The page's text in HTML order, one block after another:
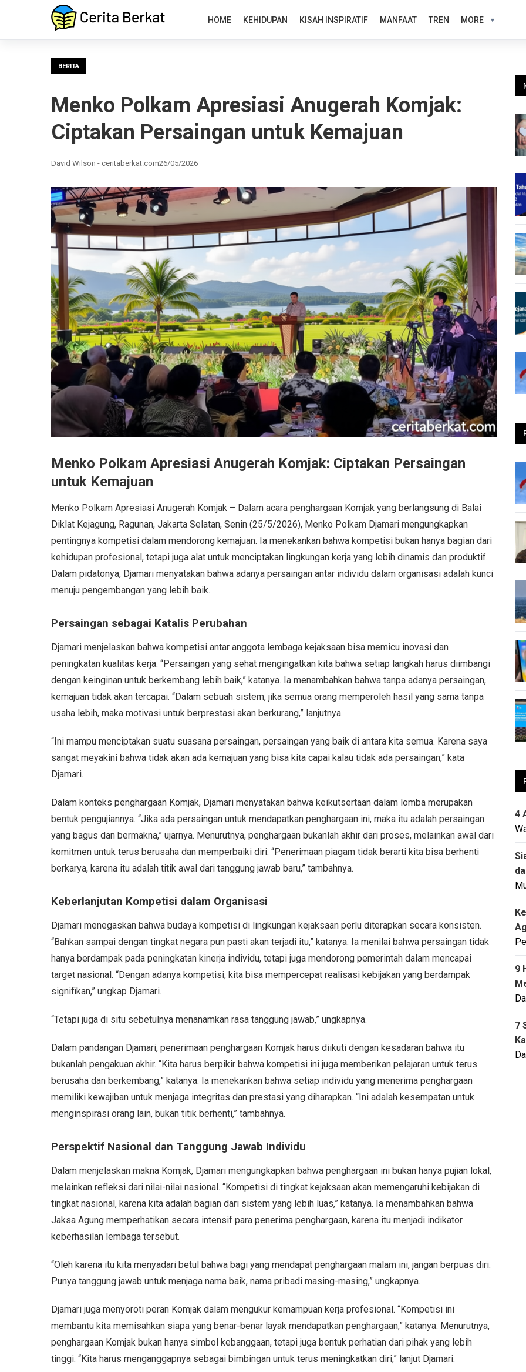
HOME KEHIDUPAN KISAH INSPIRATIF MANFAAT TREN MORE
BERITA
Menko Polkam Apresiasi Anugerah Komjak:
Ciptakan Persaingan untuk Kemajuan
David Wilson - ceritaberkat.com26/05/2026
Menko Polkam Apresiasi Anugerah Komjak: Ciptakan Persaingan
untuk Kemajuan
Menko Polkam Apresiasi Anugerah Komjak – Dalam acara penghargaan Komjak yang berlangsung di Balai
Diklat Kejagung, Ragunan, Jakarta Selatan, Senin (25/5/2026), Menko Polkam Djamari mengungkapkan
pentingnya kompetisi dalam mendorong kemajuan. Ia menekankan bahwa kompetisi bukan hanya bagian dari
kehidupan profesional, tetapi juga alat untuk menciptakan lingkungan kerja yang lebih dinamis dan produktif.
Dalam pidatonya, Djamari menyatakan bahwa adanya persaingan antar individu dalam organisasi adalah kunci
menuju pengembangan yang lebih baik.
Persaingan sebagai Katalis Perubahan
Djamari menjelaskan bahwa kompetisi antar anggota lembaga kejaksaan bisa memicu inovasi dan
peningkatan kualitas kerja. “Persaingan yang sehat mengingatkan kita bahwa setiap langkah harus diimbangi
dengan keinginan untuk berkembang lebih baik,” katanya. Ia menambahkan bahwa tanpa adanya persaingan,
kemajuan tidak akan tercapai. “Dalam sebuah sistem, jika semua orang memperoleh hasil yang sama tanpa
usaha lebih, maka motivasi untuk berprestasi akan berkurang,” lanjutnya.
“Ini mampu menciptakan suatu suasana persaingan, persaingan yang baik di antara kita semua. Karena saya
sangat meyakini bahwa tidak akan ada kemajuan yang bisa kita capai kalau tidak ada persaingan,” kata
Djamari.
Dalam konteks penghargaan Komjak, Djamari menyatakan bahwa keikutsertaan dalam lomba merupakan
bentuk pengujiannya. “Jika ada persaingan untuk mendapatkan penghargaan ini, maka itu adalah persaingan
yang bagus dan bermakna,” ujarnya. Menurutnya, penghargaan bukanlah akhir dari proses, melainkan awal dari
komitmen untuk terus berusaha dan memperbaiki diri. “Penerimaan piagam tidak berarti kita bisa berhenti
berkarya, karena itu adalah titik awal dari tanggung jawab baru,” tambahnya.
Keberlanjutan Kompetisi dalam Organisasi
Djamari menegaskan bahwa budaya kompetisi di lingkungan kejaksaan perlu diterapkan secara konsisten.
“Bahkan sampai dengan tingkat negara pun pasti akan terjadi itu,” katanya. Ia menilai bahwa persaingan tidak
hanya berdampak pada peningkatan kinerja individu, tetapi juga mendorong pemerintah dalam mencapai
target nasional. “Dengan adanya kompetisi, kita bisa mempercepat realisasi kebijakan yang berdampak
signifikan,” ungkap Djamari.
“Tetapi juga di situ sebetulnya menanamkan rasa tanggung jawab,” ungkapnya.
Dalam pandangan Djamari, penerimaan penghargaan Komjak harus diikuti dengan kesadaran bahwa itu
bukanlah pengakuan akhir. “Kita harus berpikir bahwa kompetisi ini juga memberikan pelajaran untuk terus
berusaha dan berkembang,” katanya. Ia menekankan bahwa setiap individu yang menerima penghargaan
memiliki kewajiban untuk menjaga integritas dan prestasi yang diharapkan. “Ini adalah kesempatan untuk
menginspirasi orang lain, bukan titik berhenti,” tambahnya.
Perspektif Nasional dan Tanggung Jawab Individu
Dalam menjelaskan makna Komjak, Djamari mengungkapkan bahwa penghargaan ini bukan hanya pujian lokal,
melainkan refleksi dari nilai-nilai nasional. “Kompetisi di tingkat kejaksaan akan memengaruhi kebijakan di
tingkat nasional, karena kita adalah bagian dari sistem yang lebih luas,” katanya. Ia menambahkan bahwa
Jaksa Agung memperhatikan secara intensif para penerima penghargaan, karena itu menjadi indikator
keberhasilan lembaga tersebut.
“Oleh karena itu kita menyadari betul bahwa bagi yang mendapat penghargaan malam ini, jangan berpuas diri.
Punya tanggung jawab untuk menjaga nama baik, nama pribadi masing-masing,” ungkapnya.
Djamari juga menyoroti peran Komjak dalam mengukur kemampuan kerja profesional. “Kompetisi ini
membantu kita memisahkan siapa yang benar-benar layak mendapatkan penghargaan,” katanya. Menurutnya,
penghargaan Komjak bukan hanya simbol kebanggaan, tetapi juga bentuk perhatian dari pihak yang lebih
tinggi. “Kita harus menganggapnya sebagai bimbingan untuk terus meningkatkan diri,” lanjut Djamari.
4
9
7